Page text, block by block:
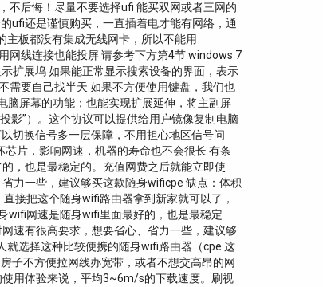
不后悔！尽量不要选择ufi 能买双网或者三网的
ufi还是谨慎购买，一直插着电才能有网络，通
板都没有集成无线网卡，所以不能用
网线连接也能投屏 请参考下方第4节 windows 7
扩展坞 如果能正常显示搜索设备的界面，表示
需要自己找半天 如果不方便使用键盘，我们也
脑屏幕的功能；也能实现扩展延伸，将主副屏
影”）。这个协议可以提供给用户镜像复制电脑
切换信号多一层保障，不用担心地区信号问
片，影响网速，机器的寿命也不会很长 有条
，也是最稳定的。充值网费之后就能立即使
力一些，建议够买这款随身wificpe 缺点：体积
接把这个随身wifi路由器拿到新家就可以了，
wifi网速是随身wifi里面最好的，也是最稳定
速有很高要求，想要省心、省力一些，建议够
就选择这种比较便携的随身wifi路由器（cpe 这
子不方便拉网线办宽带，或者不想交高昂的网
用体验来说，平均3~6m/s的下载速度。刷视